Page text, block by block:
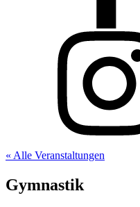
« Alle Veranstaltungen
Gymnastik